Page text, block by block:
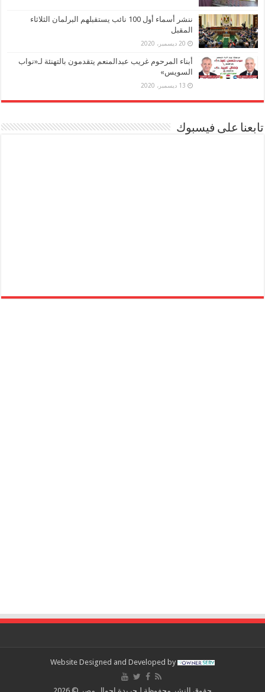
ننشر أسماء أول 100 نائب يستقبلهم البرلمان الثلاثاء
المقبل
20 ديسمبر، 2020
أبناء المرحوم غريب عبدالمنعم يتقدمون بالتهنئة لـ«نواب
السويس»
13 ديسمبر، 2020
تابعنا على فيسبوك
Website Designed and Developed by